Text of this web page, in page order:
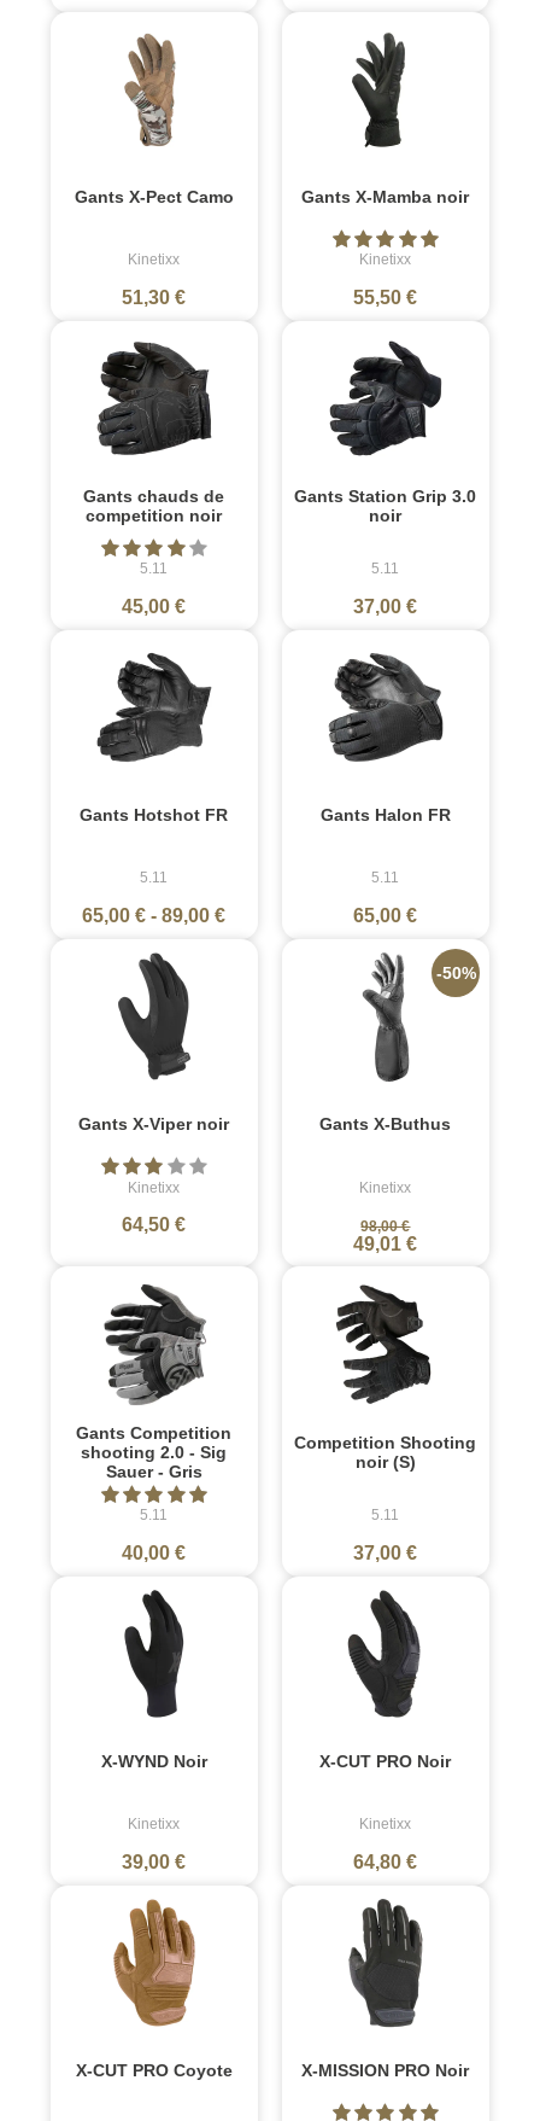
Gants X-Pect Camo
Kinetixx
51,30 €
Gants X-Mamba noir
Kinetixx
55,50 €
Gants chauds de
competition noir
5.11
45,00 €
Gants Station Grip 3.0
noir
5.11
37,00 €
Gants Hotshot FR
5.11
65,00 € -89,00 €
Gants Halon FR
5.11
65,00 €
Gants X-Viper noir
Kinetixx
64,50 €
Gants X-Buthus
Kinetixx
98,00 €
49,01 €
-50%
Gants Competition
shooting 2.0 - Sig
Sauer - Gris
5.11
40,00 €
Competition Shooting
noir (S)
5.11
37,00 €
X-WYND Noir
Kinetixx
39,00 €
X-CUT PRO Noir
Kinetixx
64,80 €
X-CUT PRO Coyote X-MISSION PRO Noir